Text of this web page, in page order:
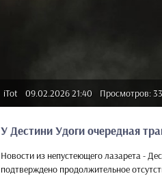
iTot 09.02.2026 21:40 Просмотров:
У Дестини Удоги очередная
Новости из непустеющего лазарета -
подтверждено продолжительное